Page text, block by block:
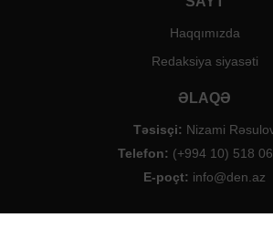
Haqqımızda
Redaksiya siyasəti
ƏLAQƏ
Təsisçi: Nizami
Telefon: (+994 10) 518
E-poçt: info@den.az